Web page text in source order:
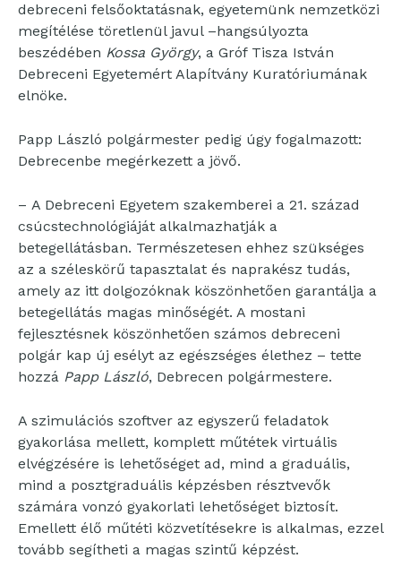
debreceni felsőoktatásnak, egyetemünk nemzetközi
megítélése töretlenül javul –hangsúlyozta
beszédében Kossa György, a Gróf Tisza István
Debreceni Egyetemért Alapítvány Kuratóriumának
elnöke.
Papp László polgármester pedig úgy fogalmazott:
Debrecenbe megérkezett a jövő.
– A Debreceni Egyetem szakemberei a 21. század
csúcstechnológiáját alkalmazhatják a
betegellátásban. Természetesen ehhez szükséges
az a széleskörű tapasztalat és naprakész tudás,
amely az itt dolgozóknak köszönhetően garantálja a
betegellátás magas minőségét. A mostani
fejlesztésnek köszönhetően számos debreceni
polgár kap új esélyt az egészséges élethez – tette
hozzá Papp László, Debrecen polgármestere.
A szimulációs szoftver az egyszerű feladatok
gyakorlása mellett, komplett műtétek virtuális
elvégzésére is lehetőséget ad, mind a graduális,
mind a posztgraduális képzésben résztvevők
számára vonzó gyakorlati lehetőséget biztosít.
Emellett élő műtéti közvetítésekre is alkalmas, ezzel
tovább segítheti a magas szintű képzést.